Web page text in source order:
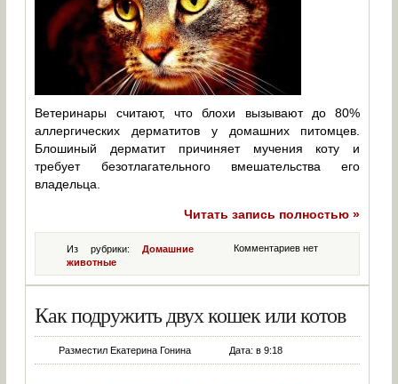
Ветеринары считают, что блохи вызывают до 80%
аллергических дерматитов у домашних питомцев.
Блошиный дерматит причиняет мучения коту и
требует безотлагательного вмешательства его
владельца.
Читать запись полностью »
Комментариев нет
Из рубрики:Домашние
животные
Как подружить двух кошек или котов
Разместил Екатерина Гонина Дата: в 9:18